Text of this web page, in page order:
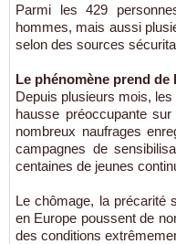
Parmi les 429
hommes, mais aussi
selon des sources
Le phénomène prend de
Depuis plusieurs mois,
hausse préoccupante
nombreux naufrages
campagnes de
centaines de jeunes
Le chômage, la précarité
en Europe poussent de
des conditions